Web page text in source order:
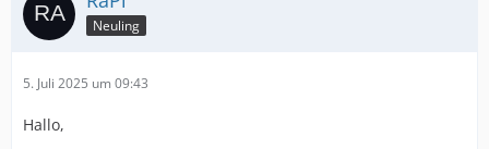
Neuling
5. Juli 2025 um 09:43
Hallo,